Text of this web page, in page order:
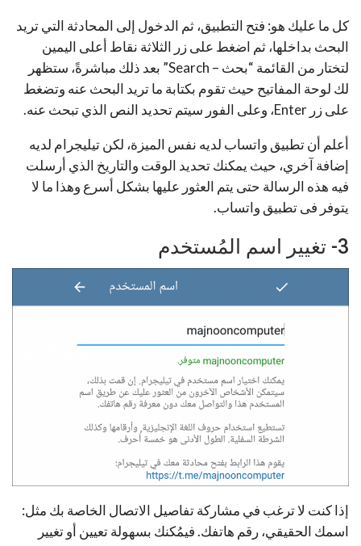
كل ما عليك هو: فتح التطبيق، ثم الدخول إلى المحادثة التي تريد
البحث بداخلها، ثم اضغط على زر الثلاثة نقاط أعلى اليمين
لتختار من القائمة “بحث – Search” بعد ذلك مباشرةً، ستظهر
لك لوحة المفاتيح حيث تقوم بكتابة ما تريد البحث عنه وتضغط
على زر Enter، وعلى الفور سيتم تحديد النص الذي تبحث عنه.
أعلم أن تطبيق واتساب لديه نفس الميزة، لكن تيليجرام لديه
إضافة آخري، حيث يمكنك تحديد الوقت والتاريخ الذي أرسلت
فيه هذه الرسالة حتى يتم العثور عليها بشكل أسرع وهذا ما لا
يتوفر فى تطبيق واتساب.
3- تغيير اسم المُستخدم
إذا كنت لا ترغب في مشاركة تفاصيل الاتصال الخاصة بك مثل:
اسمك الحقيقي، رقم هاتفك. فيمُكنك بسهولة تعيين أو تغيير